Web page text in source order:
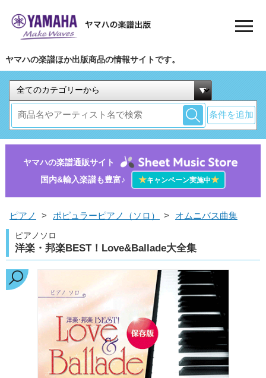
ヤマハの楽譜ほか出版商品の情報サイトです。
条件を追加
ヤマハの楽譜通販サイト
国内&輸入楽譜も豊富♪
★キャンペーン実施中★
ピアノ > ポピュラーピアノ（ソロ） > オムニバス曲集
ピアノソロ
洋楽・邦楽BEST！Love&Ballade大全集